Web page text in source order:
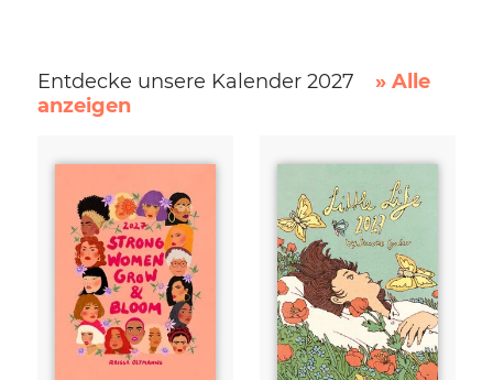
Entdecke unsere Kalender 2027
» Alle
anzeigen